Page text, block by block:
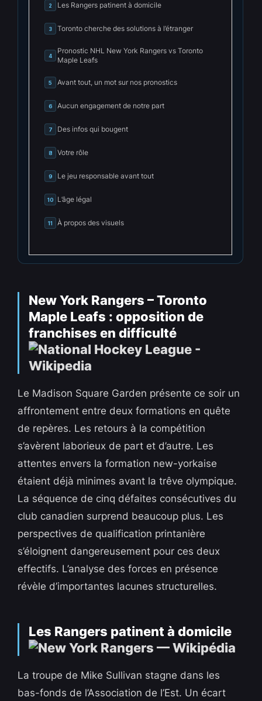
2 Les Rangers patinent à domicile
3 Toronto cherche des solutions à l’étranger
4
Pronostic NHL New York Rangers vs Toronto
Maple Leafs
5 Avant tout, un mot sur nos pronostics
6 Aucun engagement de notre part
7 Des infos qui bougent
8 Votre rôle
9 Le jeu responsable avant tout
10 L’âge légal
11 À propos des visuels
New York Rangers – Toronto
Maple Leafs : opposition de
franchises en difficulté
Le Madison Square Garden présente ce soir un
affrontement entre deux formations en quête
de repères. Les retours à la compétition
s’avèrent laborieux de part et d’autre. Les
attentes envers la formation new-yorkaise
étaient déjà minimes avant la trêve olympique.
La séquence de cinq défaites consécutives du
club canadien surprend beaucoup plus. Les
perspectives de qualification printanière
s’éloignent dangereusement pour ces deux
effectifs. L’analyse des forces en présence
révèle d’importantes lacunes structurelles.
Les Rangers patinent à domicile
La troupe de Mike Sullivan stagne dans les
bas-fonds de l’Association de l’Est. Un écart